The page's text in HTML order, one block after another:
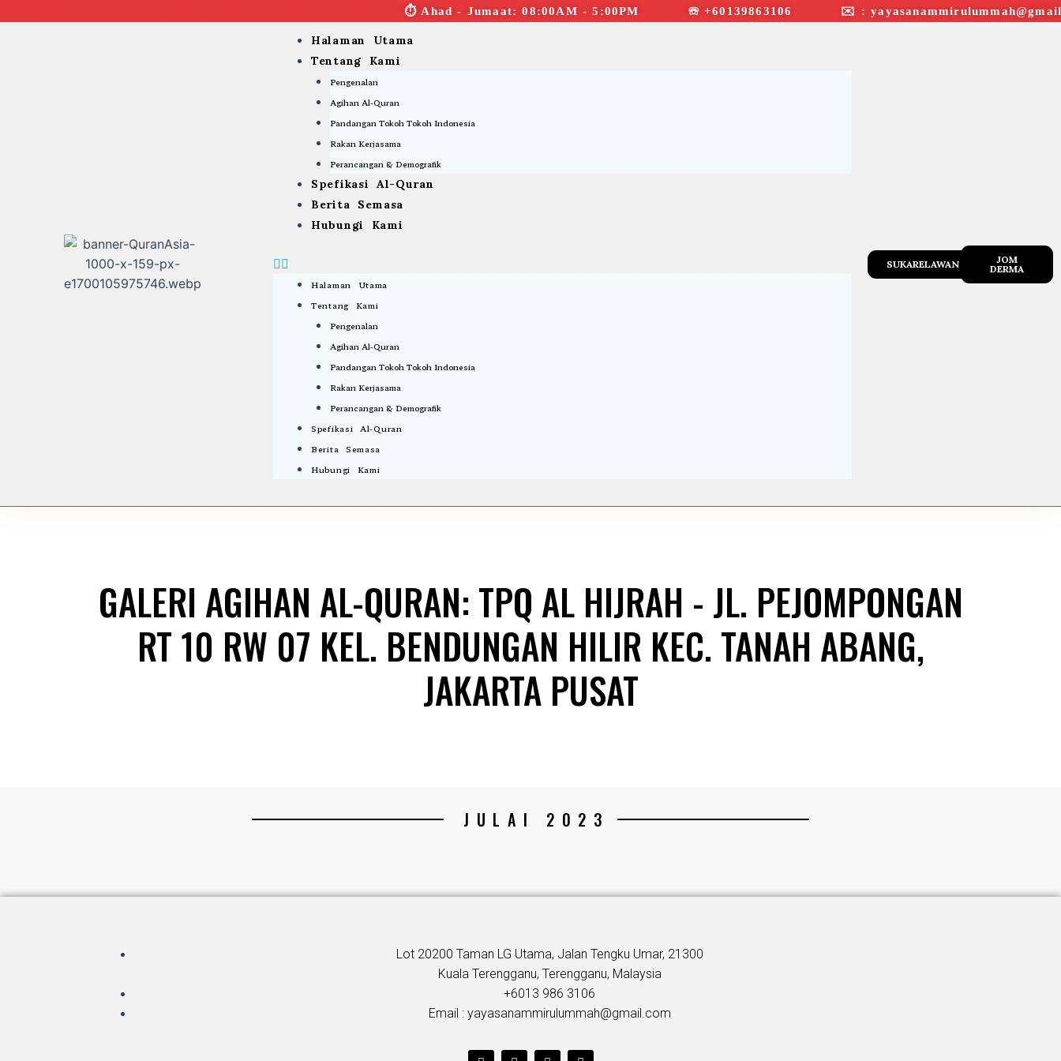
⏱︎ Ahad - Jumaat: 08:00AM - 5:00PM ☏ +60139863106 ✉︎ :
Halaman Utama
Tentang Kami
Pengenalan
Agihan Al-Quran
Pandangan Tokoh Tokoh Indonesia
Rakan Kerjasama
Perancangan & Demografik
Spefikasi Al-Quran
Berita Semasa
Hubungi Kami
Menu
Halaman Utama
Tentang Kami
Pengenalan
Agihan Al-Quran
Pandangan Tokoh Tokoh Indonesia
Rakan Kerjasama
Perancangan & Demografik
Spefikasi Al-Quran
Berita Semasa
Hubungi Kami
SUKARELAWAN
JOM
DERMA
GALERI AGIHAN AL-QURAN: TPQ AL HIJRAH - JL. PEJOMPONGAN
RT 10 RW 07 KEL. BENDUNGAN HILIR KEC. TANAH ABANG,
JAKARTA PUSAT
JULAI 2023
Lot 20200 Taman LG Utama, Jalan Tengku Umar, 21300
Kuala Terengganu, Terengganu, Malaysia
+6013 986 3106
Email : yayasanammirulummah@gmail.com
T F Y I